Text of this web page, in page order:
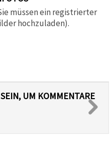
müssen ein registrierter
hochzuladen).
UM KOMMENTARE